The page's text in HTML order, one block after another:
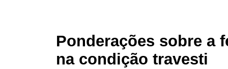
Ponderações sobre a
na condição travesti